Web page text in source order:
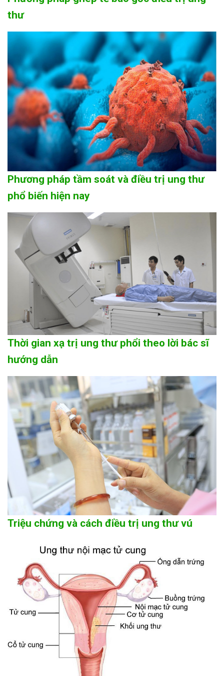
thư
Phương pháp tầm soát và điều trị ung thư
phổ biến hiện nay
Thời gian xạ trị ung thư phổi theo lời bác sĩ
hướng dẫn
Triệu chứng và cách điều trị ung thư vú